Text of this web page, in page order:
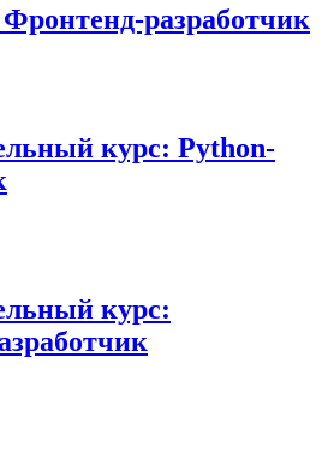
разработчик
курс: Python-
курс: